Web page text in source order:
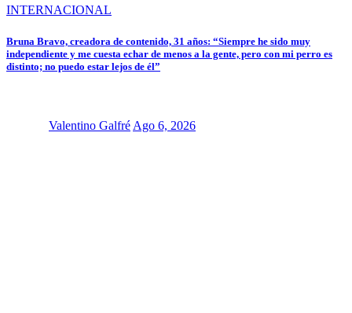
INTERNACIONAL
Bruna Bravo, creadora de contenido, 31 años: “Siempre he sido muy
independiente y me cuesta echar de menos a la gente, pero con mi perro es
distinto; no puedo estar lejos de él”
Valentino Galfré Ago 6, 2026